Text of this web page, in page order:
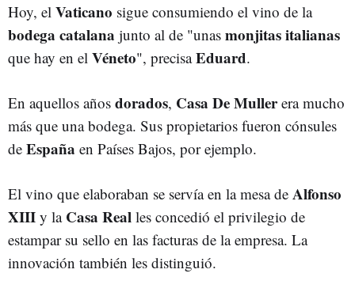
Hoy, el Vaticano sigue consumiendo el vino de la
bodega catalana junto al de "unas monjitas italianas
que hay en el Véneto", precisaEduard.
En aquellos años dorados, Casa De Mullerera mucho
más que una bodega. Sus propietarios fueron cónsules
de España en Países Bajos, por ejemplo.
El vino que elaboraban se servía en la mesa de Alfonso
XIII y la Casa Real les concedió el privilegio de
estampar su sello en las facturas de la empresa. La
innovación también les distinguió.